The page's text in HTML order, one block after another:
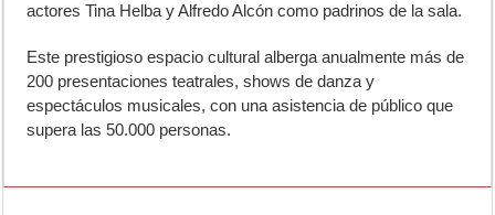
actores Tina Helba y Alfredo Alcón como padrinos de la sala.
Este prestigioso espacio cultural alberga anualmente más de
200 presentaciones teatrales, shows de danza y
espectáculos musicales, con una asistencia de público que
supera las 50.000 personas.